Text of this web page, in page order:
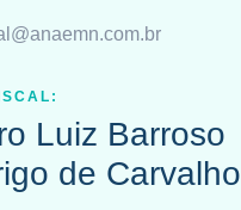
Luiz Barroso
de Carvalho